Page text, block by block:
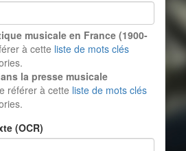
musicale en France (1900-
à cette liste de mots clés
la presse musicale
référer à cette liste de mots clés
(OCR)